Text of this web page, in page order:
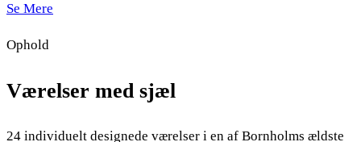
Se Mere
Ophold
Værelser med sjæl
24 individuelt designede værelser i en af Bornholms ældste